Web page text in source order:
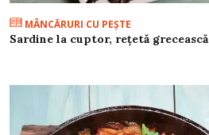
MÂNCĂRURI CU PEŞTE
Sardine la cuptor, rețetă grecească